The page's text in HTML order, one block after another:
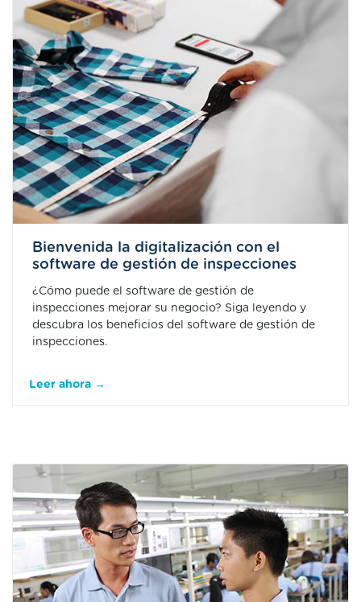
Bienvenida la digitalización con el
software de gestión de inspecciones
¿Cómo puede el software de gestión de
inspecciones mejorar su negocio? Siga leyendo y
descubra los beneficios del software de gestión de
inspecciones.
Leer ahora →